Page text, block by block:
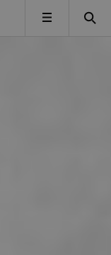
MENY